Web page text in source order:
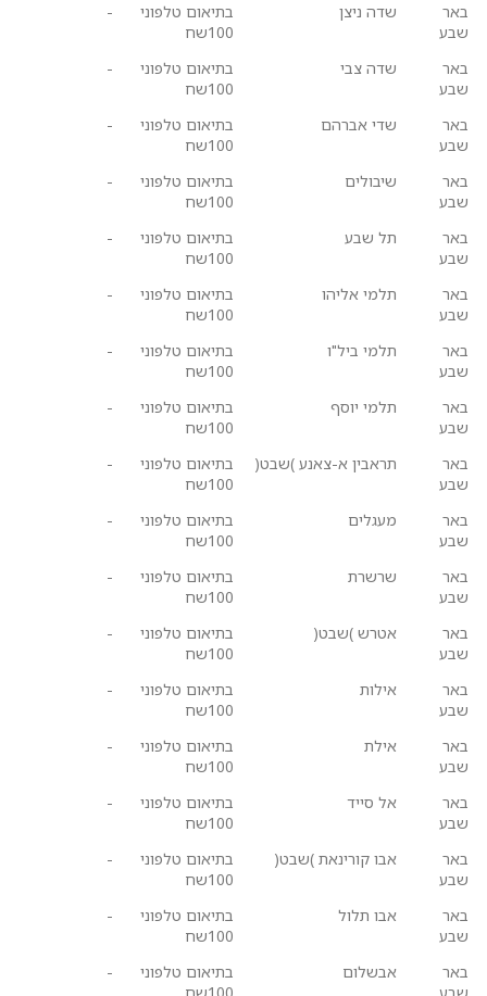
באר
שבע
שדה ניצן
בתיאום טלפוני
100שח
-
באר
שבע
שדה צבי
בתיאום טלפוני
100שח
-
באר
שבע
שדי אברהם
בתיאום טלפוני
100שח
-
באר
שבע
שיבולים
בתיאום טלפוני
100שח
-
באר
שבע
תל שבע
בתיאום טלפוני
100שח
-
באר
שבע
תלמי אליהו
בתיאום טלפוני
100שח
-
באר
שבע
תלמי ביל"ו
בתיאום טלפוני
100שח
-
באר
שבע
תלמי יוסף
בתיאום טלפוני
100שח
-
באר
שבע
תראבין א-צאנע )שבט(
בתיאום טלפוני
100שח
-
באר
שבע
מעגלים
בתיאום טלפוני
100שח
-
באר
שבע
שרשרת
בתיאום טלפוני
100שח
-
באר
שבע
אטרש )שבט(
בתיאום טלפוני
100שח
-
באר
שבע
אילות
בתיאום טלפוני
100שח
-
באר
שבע
אילת
בתיאום טלפוני
100שח
-
באר
שבע
אל סייד
בתיאום טלפוני
100שח
-
באר
שבע
אבו קורינאת )שבט(
בתיאום טלפוני
100שח
-
באר
שבע
אבו תלול
בתיאום טלפוני
100שח
-
באר
אבשלום
בתיאום טלפוני
-